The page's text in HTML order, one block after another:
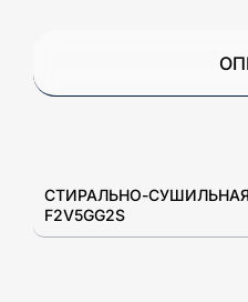
СТИРАЛЬНО-
F2V5GG2S